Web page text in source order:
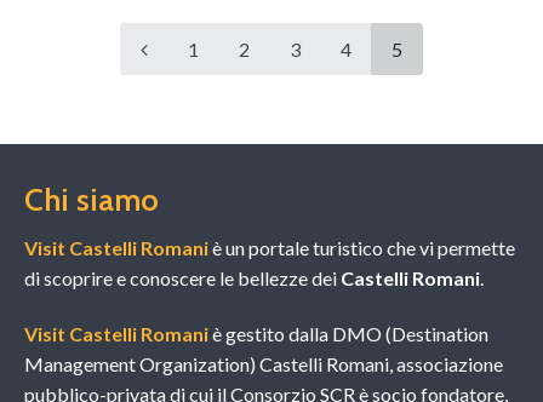
1 2 3 4 5
Chi siamo
Visit Castelli Romaniè un portale turistico che vi permette
di scoprire e conoscere le bellezze dei Castelli Romani.
Visit Castelli Romaniè gestito dalla DMO (Destination
Management Organization) Castelli Romani, associazione
pubblico-privata di cui il Consorzio SCR è socio fondatore,